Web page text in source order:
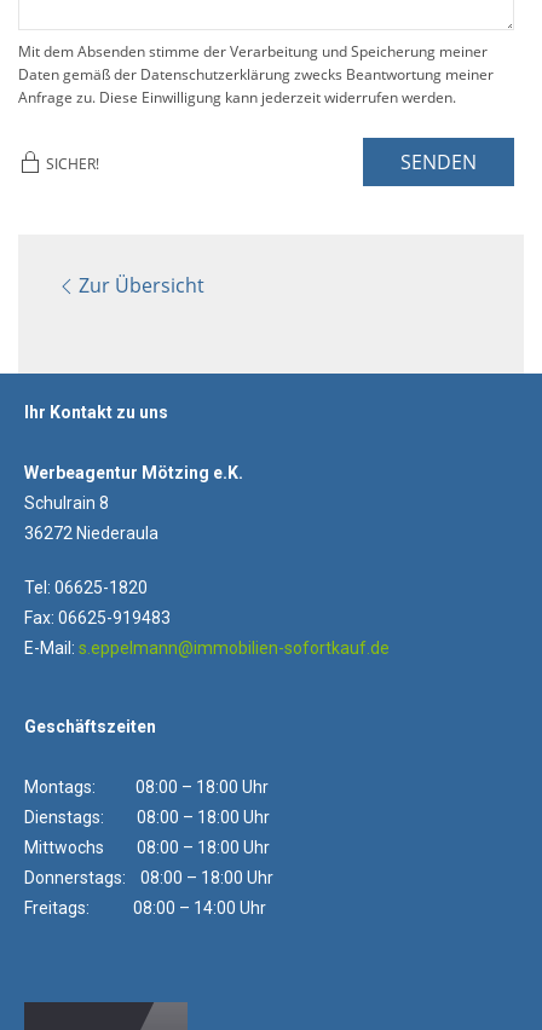
Mit dem Absenden stimme der Verarbeitung und Speicherung meiner
Daten gemäß der Datenschutzerklärung zwecks Beantwortung meiner
Anfrage zu. Diese Einwilligung kann jederzeit widerrufen werden.
SICHER! SENDEN
Zur Übersicht
Ihr Kontakt zu uns
Werbeagentur Mötzing e.K.
Schulrain 8
36272 Niederaula
Tel: 06625-1820
Fax: 06625-919483
E-Mail: s.eppelmann@immobilien-sofortkauf.de
Geschäftszeiten
Montags: 08:00 – 18:00 Uhr
Dienstags: 08:00 – 18:00 Uhr
Mittwochs 08:00 – 18:00 Uhr
Donnerstags: 08:00 – 18:00 Uhr
Freitags: 08:00 – 14:00 Uhr